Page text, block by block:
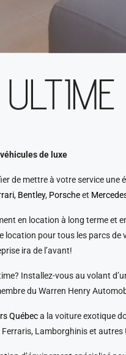
de luxe
de mettre à votre service
, Bentley, Porscheet
en location à long terme et
pour tous les parcs de
ira de l’avant!
Installez-vous au volant
du Warren Henry
Québeca la voiture exotique
Lamborghinis et autres !